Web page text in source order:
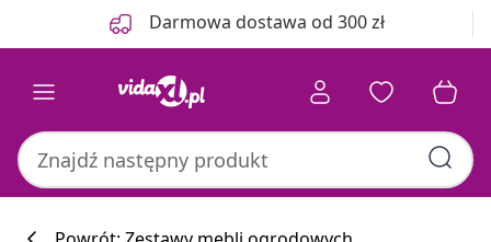
Darmowa dostawa od 300 zł